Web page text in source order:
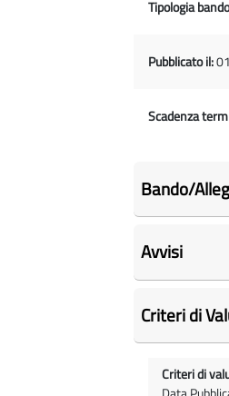
Tipologia
Pubblicato il:
Scadenza
Bando/
Avvisi
Criteri di
Criteri di